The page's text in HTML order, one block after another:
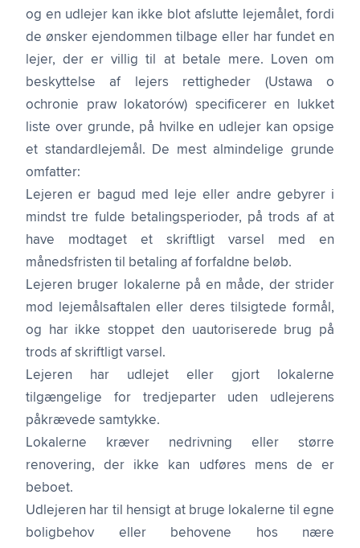
og en udlejer kan ikke blot afslutte lejemålet, fordi
de ønsker ejendommen tilbage eller har fundet en
lejer, der er villig til at betale mere. Loven om
beskyttelse af lejers rettigheder (Ustawa o
ochronie praw lokatorów) specificerer en lukket
liste over grunde, på hvilke en udlejer kan opsige
et standard­lejemål. De mest almindelige grunde
omfatter:
Lejeren er bagud med leje eller andre gebyrer i
mindst tre fulde betalingsperioder, på trods af at
have modtaget et skriftligt varsel med en
månedsfristen til betaling af forfaldne beløb.
Lejeren bruger lokalerne på en måde, der strider
mod lejemålsaftalen eller deres tilsigtede formål,
og har ikke stoppet den uautoriserede brug på
trods af skriftligt varsel.
Lejeren har udlejet eller gjort lokalerne
tilgængelige for tredjeparter uden udlejerens
påkrævede samtykke.
Lokalerne kræver nedrivning eller større
renovering, der ikke kan udføres mens de er
beboet.
Udlejeren har til hensigt at bruge lokalerne til egne
boligbehov eller behovene hos nære